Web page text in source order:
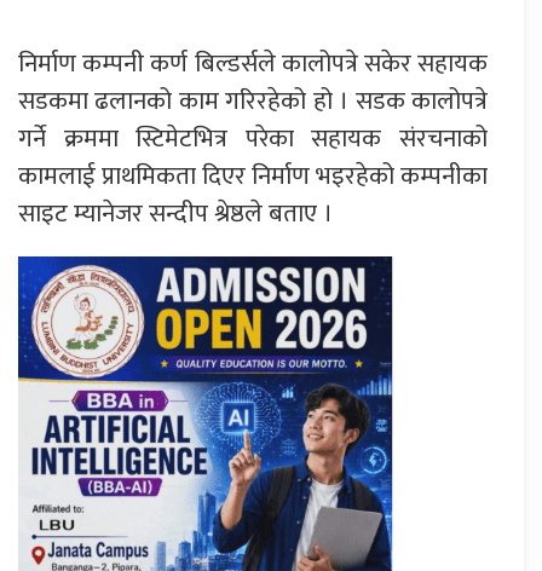
निर्माण कम्पनी कर्ण बिल्डर्सले कालोपत्रे सकेर सहायक
सडकमा ढलानको काम गरिरहेको हो । सडक कालोपत्रे
गर्ने क्रममा स्टिमेटभित्र परेका सहायक संरचनाको
कामलाई प्राथमिकता दिएर निर्माण भइरहेको कम्पनीका
साइट म्यानेजर सन्दीप श्रेष्ठले बताए ।